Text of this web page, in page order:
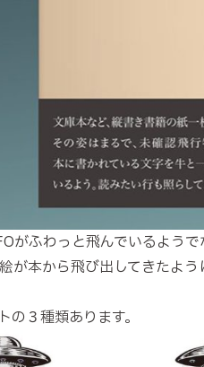
がふわっと飛んでいるようで
が本から飛び出してきたよ
３種類あります。